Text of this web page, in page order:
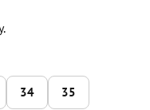
34 35